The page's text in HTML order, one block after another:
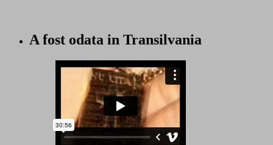
A fost odata in Transilvania